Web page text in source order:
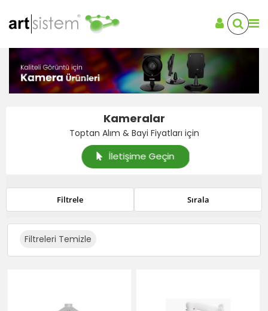
Kameralar
Toptan Alım & Bayi Fiyatları için
İletişime Geçin
Filtrele Sırala
Filtreleri Temizle